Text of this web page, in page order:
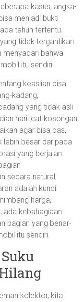
kasus, angka-
menjadi bukti
tahun tertentu.
tidak tergantikan
menyadari bahwa
itu sendiri.
keaslian bisa
kadang,
yang tidak asli
hari: cat kosongan
agar bisa pas,
lebih besar daripada
yang berjalan
secara natural,
adalah kunci:
harga,
ada kebahagiaan
bagian yang benar-
itu sendiri.
kolektor, kita